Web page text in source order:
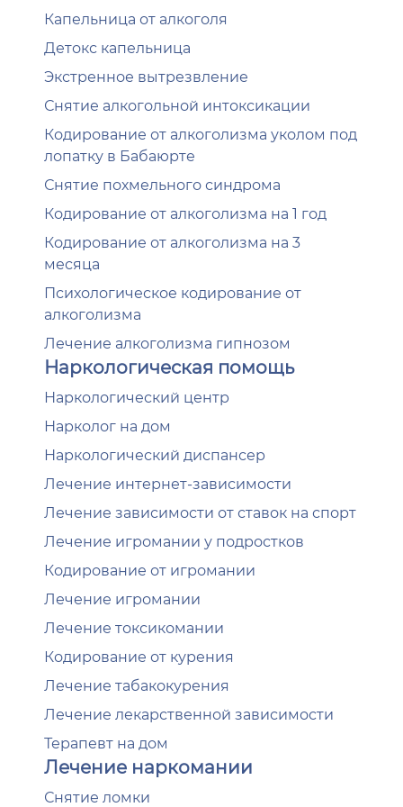
Капельница от алкоголя
Детокс капельница
Экстренное вытрезвление
Снятие алкогольной интоксикации
Кодирование от алкоголизма уколом под
лопатку в Бабаюрте
Снятие похмельного синдрома
Кодирование от алкоголизма на 1 год
Кодирование от алкоголизма на 3
месяца
Психологическое кодирование от
алкоголизма
Лечение алкоголизма гипнозом
Наркологическая помощь
Наркологический центр
Нарколог на дом
Наркологический диспансер
Лечение интернет-зависимости
Лечение зависимости от ставок на спорт
Лечение игромании у подростков
Кодирование от игромании
Лечение игромании
Лечение токсикомании
Кодирование от курения
Лечение табакокурения
Лечение лекарственной зависимости
Терапевт на дом
Лечение наркомании
Снятие ломки